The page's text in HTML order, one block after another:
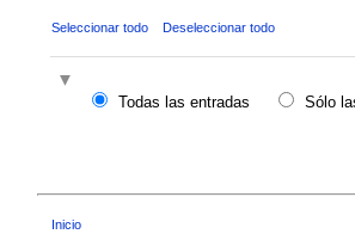
Seleccionar todo Deseleccionar todo
Todas las entradas
Sólo
Inicio